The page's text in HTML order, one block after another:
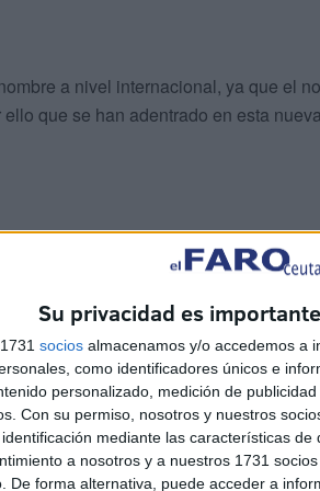
Su privacidad es
socios almacenamos y/o accedemos a
como identificadores únicos e
personalizado, medición de
Con su permiso, nosotros y nuestros
mediante las características de
a nosotros y a nuestros 1731
De forma alternativa, puede acceder a
a nivel internacional, ya que el
que se han adentrado en esta
en la formación
y proyección del
de una residencia deportiva,
informan más en detalle el
de la base del Ceuta contará con
con amplia experiencia,que
con programas de becas